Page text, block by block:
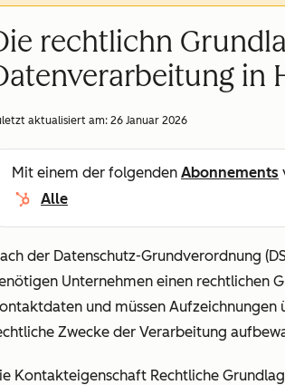
rechtlichn
in
aktualisiert am: 26 Januar 2026
Mit einem der folgenden Abonnements
Alle
der Datenschutz-Grundverordnung
Unternehmen einen rechtlichen
und müssen
Zwecke der Verarbeitung
Kontakteigenschaft Rechtliche